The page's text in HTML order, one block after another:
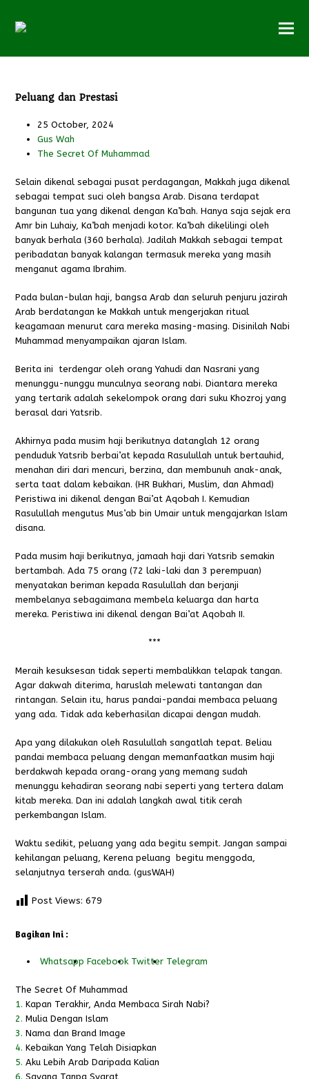
Peluang dan Prestasi
25 October, 2024
Gus Wah
The Secret Of Muhammad
Selain dikenal sebagai pusat perdagangan, Makkah juga dikenal
sebagai tempat suci oleh bangsa Arab. Disana terdapat
bangunan tua yang dikenal dengan Ka’bah. Hanya saja sejak era
Amr bin Luhaiy, Ka’bah menjadi kotor. Ka’bah dikelilingi oleh
banyak berhala (360 berhala). Jadilah Makkah sebagai tempat
peribadatan banyak kalangan termasuk mereka yang masih
menganut agama Ibrahim.
Pada bulan-bulan haji, bangsa Arab dan seluruh penjuru jazirah
Arab berdatangan ke Makkah untuk mengerjakan ritual
keagamaan menurut cara mereka masing-masing. Disinilah Nabi
Muhammad menyampaikan ajaran Islam.
Berita ini terdengar oleh orang Yahudi dan Nasrani yang
menunggu-nunggu munculnya seorang nabi. Diantara mereka
yang tertarik adalah sekelompok orang dari suku Khozroj yang
berasal dari Yatsrib.
Akhirnya pada musim haji berikutnya datanglah 12 orang
penduduk Yatsrib berbai’at kepada Rasulullah untuk bertauhid,
menahan diri dari mencuri, berzina, dan membunuh anak-anak,
serta taat dalam kebaikan. (HR Bukhari, Muslim, dan Ahmad)
Peristiwa ini dikenal dengan Bai’at Aqobah I. Kemudian
Rasulullah mengutus Mus’ab bin Umair untuk mengajarkan Islam
disana.
Pada musim haji berikutnya, jamaah haji dari Yatsrib semakin
bertambah. Ada 75 orang (72 laki-laki dan 3 perempuan)
menyatakan beriman kepada Rasulullah dan berjanji
membelanya sebagaimana membela keluarga dan harta
mereka. Peristiwa ini dikenal dengan Bai’at Aqobah II.
***
Meraih kesuksesan tidak seperti membalikkan telapak tangan.
Agar dakwah diterima, haruslah melewati tantangan dan
rintangan. Selain itu, harus pandai-pandai membaca peluang
yang ada. Tidak ada keberhasilan dicapai dengan mudah.
Apa yang dilakukan oleh Rasulullah sangatlah tepat. Beliau
pandai membaca peluang dengan memanfaatkan musim haji
berdakwah kepada orang-orang yang memang sudah
menunggu kehadiran seorang nabi seperti yang tertera dalam
kitab mereka. Dan ini adalah langkah awal titik cerah
perkembangan Islam.
Waktu sedikit, peluang yang ada begitu sempit. Jangan sampai
kehilangan peluang, Kerena peluang begitu menggoda,
selanjutnya terserah anda. (gusWAH)
Post Views: 679
Bagikan Ini :
Whatsapp Facebook Twitter Telegram
The Secret Of Muhammad
1. Kapan Terakhir, Anda Membaca Sirah Nabi?
2. Mulia Dengan Islam
3. Nama dan Brand Image
4. Kebaikan Yang Telah Disiapkan
5. Aku Lebih Arab Daripada Kalian
6. Sayang Tanpa Syarat